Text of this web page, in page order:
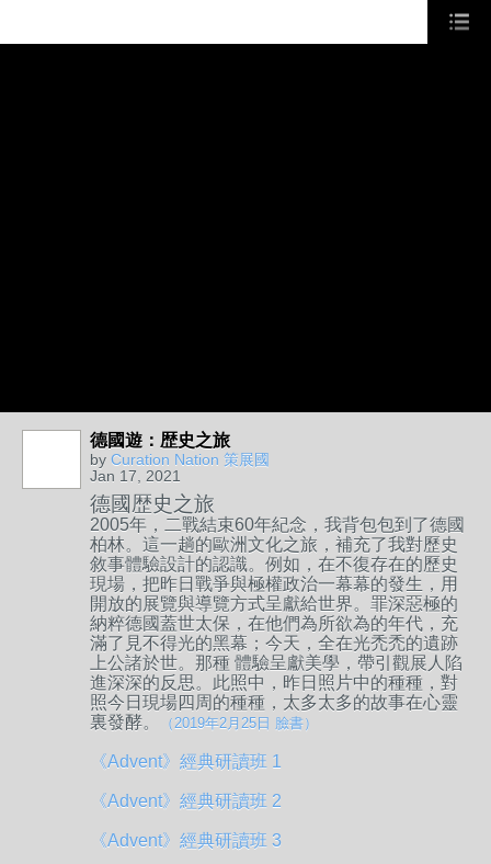
德國遊：歴史之旅
by Curation Nation 策展國
Jan 17, 2021
德國歴史之旅
2005年，二戰結束60年紀念，我背包包到了德國
柏林。這一趟的歐洲文化之旅，補充了我對歷史
敘事體驗設計的認識。例如，在不復存在的歷史
現場，把昨日戰爭與極權政治一幕幕的發生，用
開放的展覽與導覽方式呈獻給世界。罪深惡極的
納粹德國蓋世太保，在他們為所欲為的年代，充
滿了見不得光的黑幕；今天，全在光禿禿的遺跡
上公諸於世。那種 體驗呈獻美學，帶引觀展人陷
進深深的反思。此照中，昨日照片中的種種，對
照今日現場四周的種種，太多太多的故事在心靈
裏發酵。
（2019年2月25日 臉書）
《Advent》經典研讀班 1
《Advent》經典研讀班 2
《Advent》經典研讀班 3